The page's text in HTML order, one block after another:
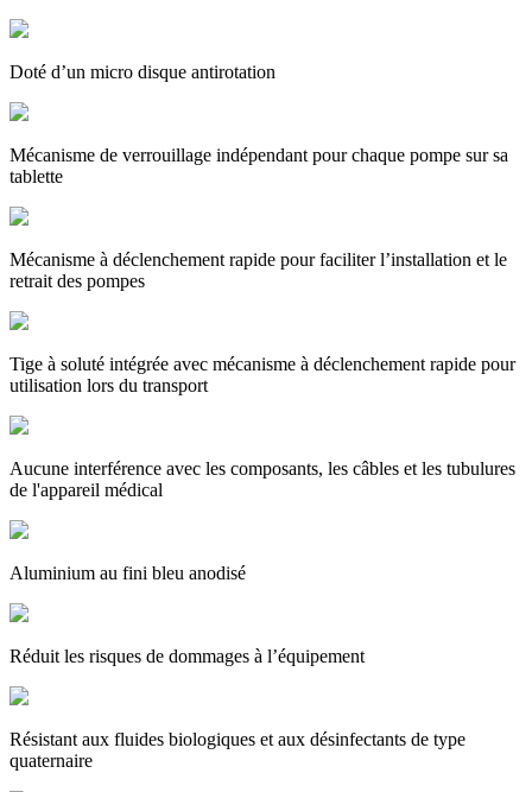
Doté d’un micro disque antirotation
Mécanisme de verrouillage indépendant pour chaque pompe sur sa
tablette
Mécanisme à déclenchement rapide pour faciliter l’installation et le
retrait des pompes
Tige à soluté intégrée avec mécanisme à déclenchement rapide pour
utilisation lors du transport
Aucune interférence avec les composants, les câbles et les tubulures
de l'appareil médical
Aluminium au fini bleu anodisé
Réduit les risques de dommages à l’équipement
Résistant aux fluides biologiques et aux désinfectants de type
quaternaire